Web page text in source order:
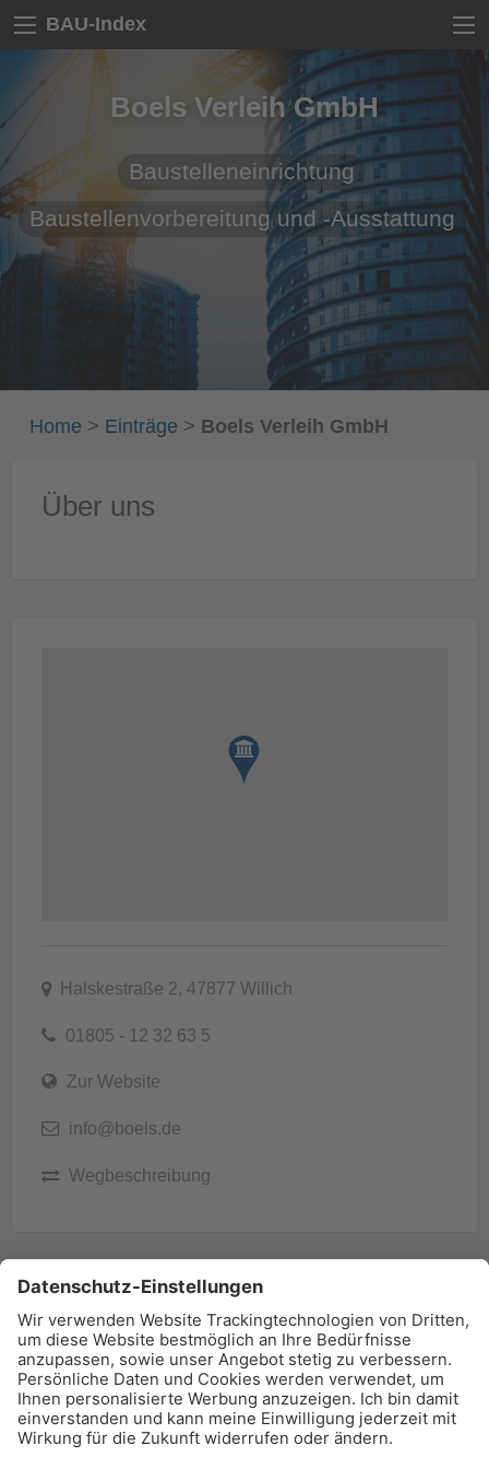
BAU-Index
Boels Verleih GmbH
Baustelleneinrichtung
Baustellenvorbereitung und -Ausstattung
Home > Einträge > Boels Verleih GmbH
Über uns
Halskestraße 2, 47877 Willich
01805 - 12 32 63 5
Zur Website
info@boels.de
Wegbeschreibung
BAU-Index Newsletter
Erhalten Sie regelmäßig Benachrichtigungen zu den